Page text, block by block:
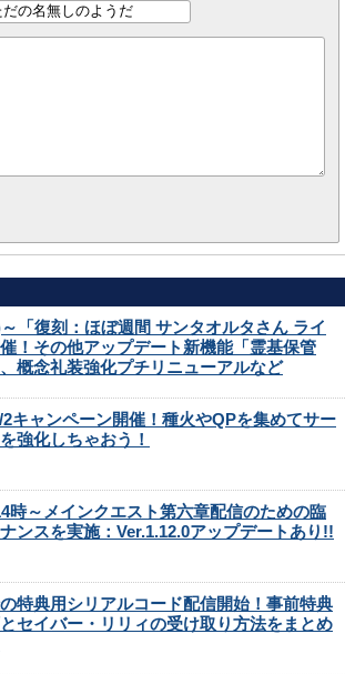
「復刻：ほぼ週間 サンタオルタさん ライ
催！その他アップデート新機能「霊基保管
概念礼装強化プチリニューアルなど
キャンペーン開催！種火やQPを集めてサー
強化しちゃおう！
時～メインクエスト第六章配信のための臨
ンスを実施：Ver.1.12.0アップデートあり!!
特典用シリアルコード配信開始！事前特典
セイバー・リリィの受け取り方法をまとめ